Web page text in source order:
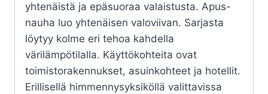
yhtenäistä ja epäsuoraa valaistusta. Apus-
nauha luo yhtenäisen valoviivan. Sarjasta
löytyy kolme eri tehoa kahdella
värilämpötilalla. Käyttökohteita ovat
toimistorakennukset, asuinkohteet ja hotellit.
Erillisellä himmennysyksiköllä valittavissa